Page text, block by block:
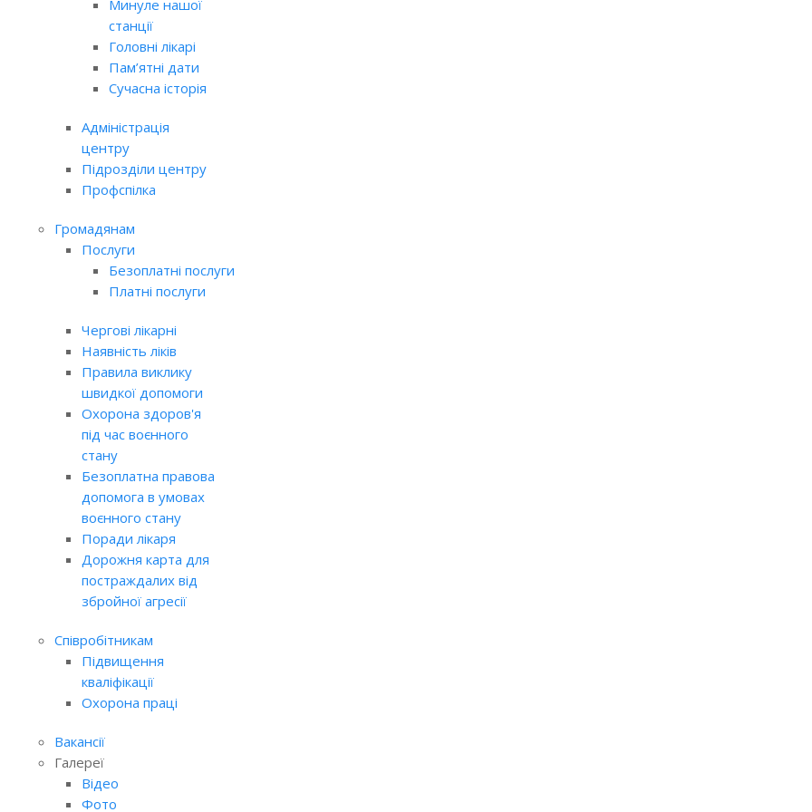
Минуле нашої
станції
Головні лікарі
Пам’ятні дати
Сучасна історія
Адміністрація
центру
Підрозділи центру
Профспілка
Громадянам
Послуги
Безоплатні послуги
Платні послуги
Чергові лікарні
Наявність ліків
Правила виклику
швидкої допомоги
Охорона здоров'я
під час воєнного
стану
Безоплатна правова
допомога в умовах
воєнного стану
Поради лікаря
Дорожня карта для
постраждалих від
збройної агресії
Співробітникам
Підвищення
кваліфікації
Охорона праці
Вакансії
Галереї
Відео
Фото